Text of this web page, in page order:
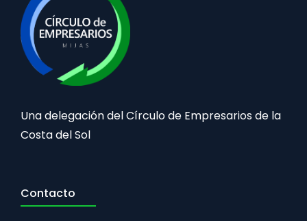
Una delegación del Círculo de Empresarios de la
Costa del Sol
Contacto